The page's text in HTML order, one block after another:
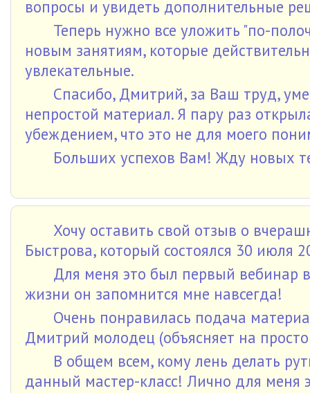
вопросы и увидеть дополнительные
Теперь нужно все уложить "по-
новым занятиям, которые
увлекательные.
Спасибо, Дмитрий, за Ваш труд,
непростой материал. Я пару раз
убеждением, что это не для моего
Больших успехов Вам! Жду новых
Хочу оставить свой отзыв о
Быстрова, который состоялся 30 июля
Для меня это был первый вебинар
жизни он запомнится мне навсегда!
Очень понравилась подача
Дмитрий молодец (объясняет на
В общем всем, кому лень делать
данный мастер-класс! Лично для меня